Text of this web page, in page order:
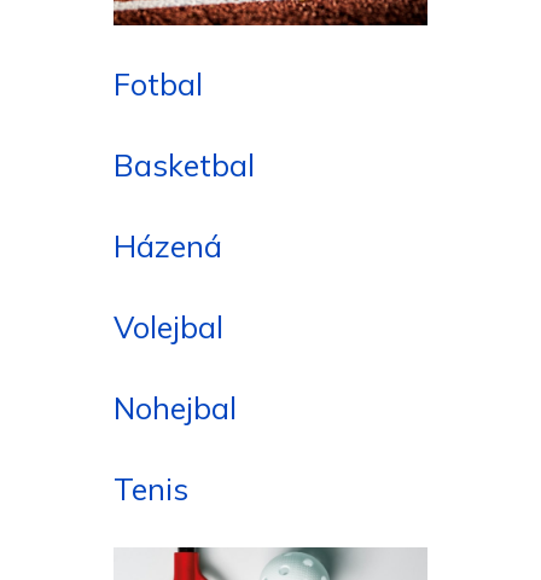
Fotbal
Basketbal
Házená
Volejbal
Nohejbal
Tenis